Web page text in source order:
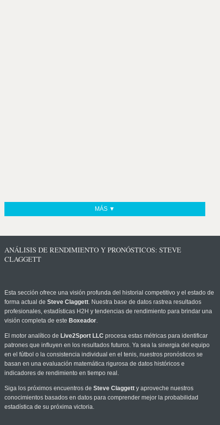
MÁS ▼
ANÁLISIS DE RENDIMIENTO Y PRONÓSTICOS: STEVE
CLAGGETT
Esta sección ofrece una visión profunda del historial competitivo y el estado de
forma actual de Steve Claggett. Nuestra base de datos rastrea resultados
profesionales, estadísticas H2H y tendencias de rendimiento para brindar una
visión completa de este Boxeador.
El motor analítico de Live2Sport LLC procesa estas métricas para identificar
patrones que influyen en los resultados futuros. Ya sea la sinergia del equipo
en el fútbol o la consistencia individual en el tenis, nuestros pronósticos se
basan en una evaluación matemática rigurosa de datos históricos e
indicadores de rendimiento en tiempo real.
Siga los próximos encuentros de Steve Claggetty aproveche nuestros
conocimientos basados en datos para comprender mejor la probabilidad
estadística de su próxima victoria.